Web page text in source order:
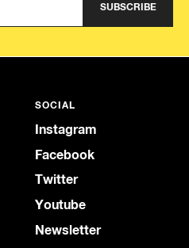
SUBSCRIBE
SOCIAL
Instagram
Facebook
Twitter
Youtube
Newsletter